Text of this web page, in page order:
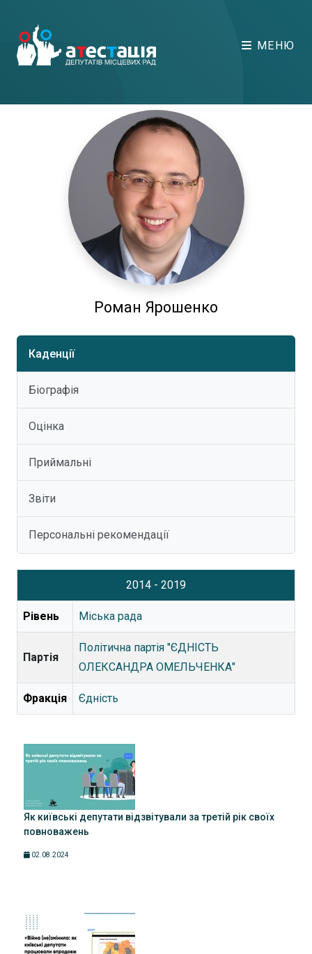
МЕНЮ
Роман Ярошенко
Каденції
Біографія
Оцінка
Приймальні
Звіти
Персональні рекомендації
2014 - 2019
Рівень Міська рада
Партія
Політична партія "ЄДНІСТЬ
ОЛЕКСАНДРА ОМЕЛЬЧЕНКА"
Фракція Єдність
Як київські депутати відзвітували за третій рік своїх
повноважень
02.08.2024